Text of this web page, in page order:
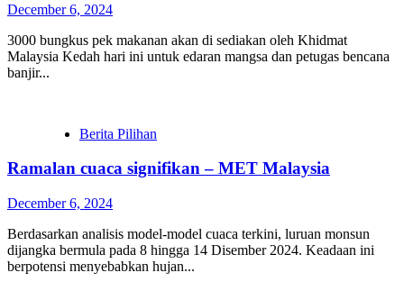
December 6, 2024
3000 bungkus pek makanan akan di sediakan oleh Khidmat
Malaysia Kedah hari ini untuk edaran mangsa dan petugas bencana
banjir...
Berita Pilihan
Ramalan cuaca signifikan – MET Malaysia
December 6, 2024
Berdasarkan analisis model-model cuaca terkini, luruan monsun
dijangka bermula pada 8 hingga 14 Disember 2024. Keadaan ini
berpotensi menyebabkan hujan...